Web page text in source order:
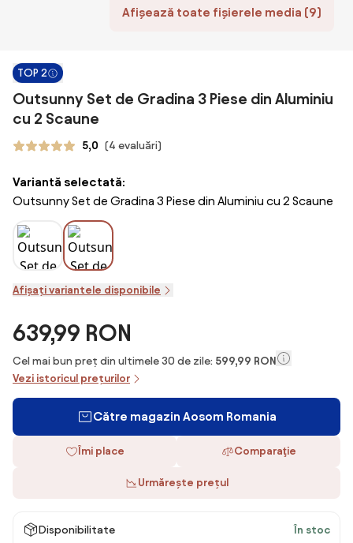
Afișează toate fișierele media (9)
TOP 2
Outsunny Set de Gradina 3 Piese din Aluminiu
cu 2 Scaune
5,0 (4 evaluări)
Variantă selectată:
Outsunny Set de Gradina 3 Piese din Aluminiu cu 2 Scaune
Afișați variantele disponibile
639,99 RON
Cel mai bun preț din ultimele 30 de zile: 599,99 RON
Vezi istoricul prețurilor
Către magazin Aosom Romania
Îmi place Comparaţie
Urmărește prețul
Disponibilitate În stoc